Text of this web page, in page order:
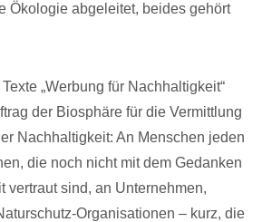
Ökologie abgeleitet, beides gehört
„Werbung für Nachhaltigkeit“
der Biosphäre für die Vermittlung
Nachhaltigkeit: An Menschen jeden
die noch nicht mit dem Gedanken
vertraut sind, an Unternehmen,
Organisationen – kurz, die